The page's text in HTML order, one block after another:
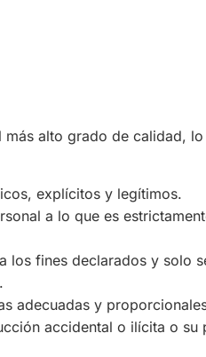
alto grado de calidad,
explícitos y legítimos.
a lo que es
los fines declarados y solo
adecuadas y
accidental o ilícita o